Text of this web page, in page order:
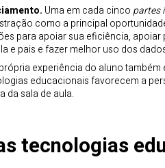
Uma em cada cincopartes
como a principal
para apoiar sua eficiência,
e pais e fazer melhor uso dos
experiência do aluno
educacionais favorecem a
da sala de aula.
tecnologias